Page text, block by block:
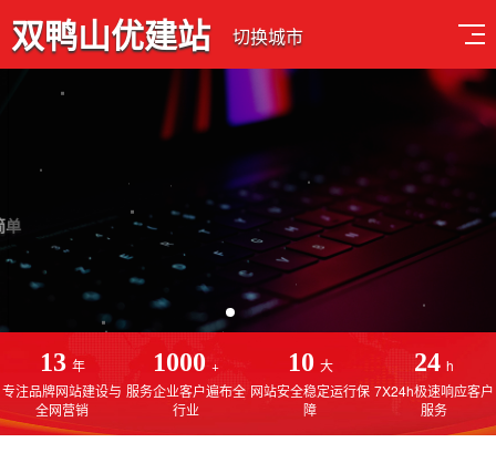
双鸭山优建站 切换城市
深耕网站建设行业13年
专注于双鸭山网站建设，双鸭山网站制作，双鸭山SEO优化排名
13 年
专注品牌网站建设与
全网营销
1000 +
服务企业客户遍布全
行业
10 大
网站安全稳定运行保
障
24 h
7X24h极速响应客户
服务